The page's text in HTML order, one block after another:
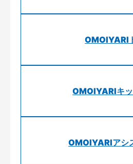
OMOIYARI
OMOIYARIキ
OMOIYARIアシ